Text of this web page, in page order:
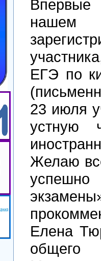
ЕГЭ по
23 июля
устную
Желаю
Елена
общего